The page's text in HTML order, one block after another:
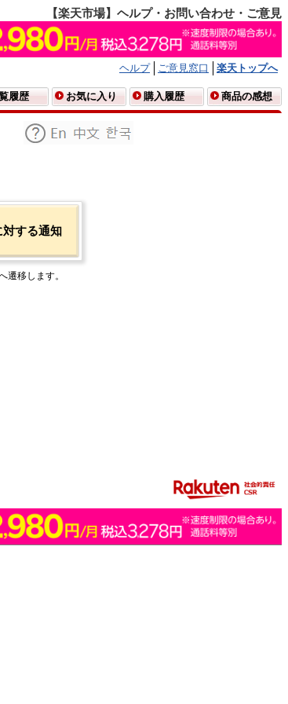
【楽天市場】ヘルプ・お問い合わせ・ご意見
ヘルプ ご意見窓口
楽天トップへ
履歴 お気に入り 購入履歴 商品の感想
する通知
遷移します。